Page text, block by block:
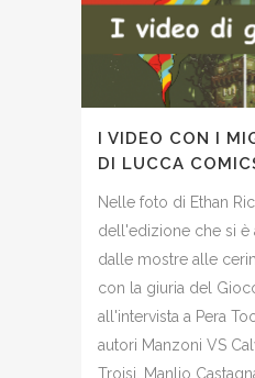
I VIDEO CON I
DI LUCCA
Nelle foto di Ethan
dell'edizione che si è
dalle mostre alle
con la giuria del
all'intervista a Pera
autori Manzoni VS
Troisi, Manlio